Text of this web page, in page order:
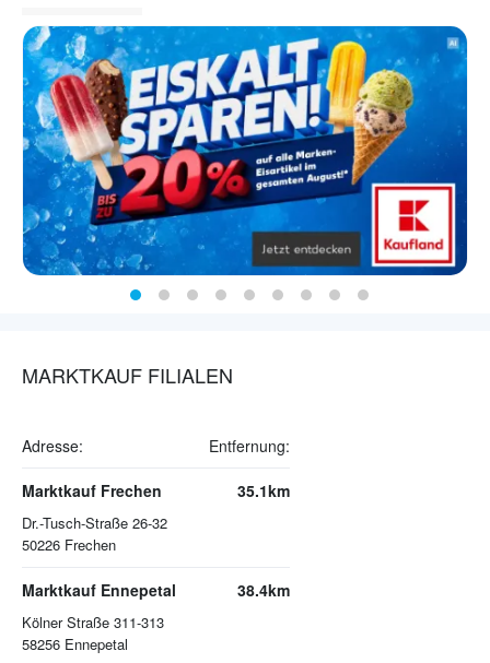
MARKTKAUF FILIALEN
Adresse: Entfernung:
Marktkauf Frechen
Dr.-Tusch-Straße 26-32
50226 Frechen
35.1km
Marktkauf Ennepetal
Kölner Straße 311-313
58256 Ennepetal
38.4km